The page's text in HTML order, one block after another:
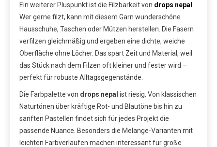
Ein weiterer Pluspunkt ist die Filzbarkeit von drops nepal
Wer gerne filzt, kann mit diesem Garn wunderschöne
Hausschuhe, Taschen oder Mützen herstellen. Die Fasern
verfilzen gleichmäßig und ergeben eine dichte, weiche
Oberfläche ohne Löcher. Das spart Zeit und Material, weil
das Stück nach dem Filzen oft kleiner und fester wird –
perfekt für robuste Alltagsgegenstände.
Die Farbpalette von drops nepal ist riesig. Von klassischen
Naturtönen über kräftige Rot- und Blautöne bis hin zu
sanften Pastellen findet sich für jedes Projekt die
passende Nuance. Besonders die Melange-Varianten mit
leichten Farbverläufen machen interessant für große